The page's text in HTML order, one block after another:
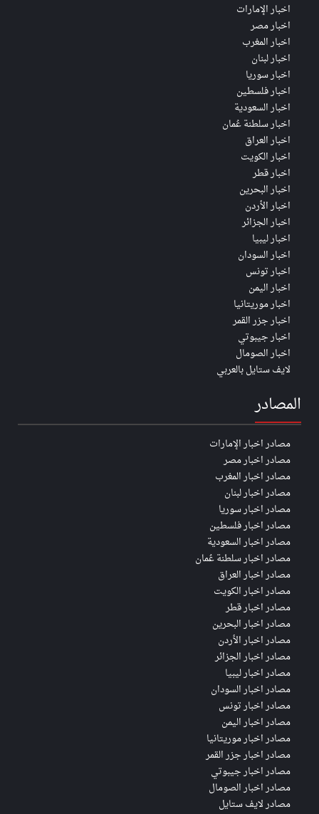
اخبار الإمارات
اخبار مصر
اخبار المغرب
اخبار لبنان
اخبار سوريا
اخبار فلسطين
اخبار السعودية
اخبار سلطنة عُمان
اخبار العراق
اخبار الكويت
اخبار قطر
اخبار البحرين
اخبار الأردن
اخبار الجزائر
اخبار ليبيا
اخبار السودان
اخبار تونس
اخبار اليمن
اخبار موريتانيا
اخبار جزر القمر
اخبار جيبوتي
اخبار الصومال
لايف ستايل بالعربي
المصادر
مصادر اخبار الإمارات
مصادر اخبار مصر
مصادر اخبار المغرب
مصادر اخبار لبنان
مصادر اخبار سوريا
مصادر اخبار فلسطين
مصادر اخبار السعودية
مصادر اخبار سلطنة عُمان
مصادر اخبار العراق
مصادر اخبار الكويت
مصادر اخبار قطر
مصادر اخبار البحرين
مصادر اخبار الأردن
مصادر اخبار الجزائر
مصادر اخبار ليبيا
مصادر اخبار السودان
مصادر اخبار تونس
مصادر اخبار اليمن
مصادر اخبار موريتانيا
مصادر اخبار جزر القمر
مصادر اخبار جيبوتي
مصادر اخبار الصومال
مصادر لايف ستايل